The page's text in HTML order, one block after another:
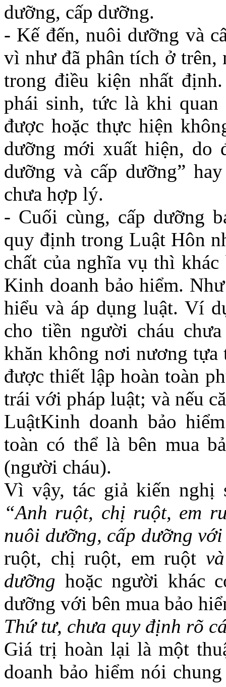
dưỡng, cấp dưỡng.
- Kế đến, nuôi dưỡng và
vì như đã phân tích ở trên,
trong điều kiện nhất
phái sinh, tức là khi
được hoặc thực hiện
dưỡng mới xuất hiện, do
dưỡng và cấp dưỡng”
chưa hợp lý.
- Cuối cùng, cấp dưỡng
quy định trong Luật Hôn
chất của nghĩa vụ thì
Kinh doanh bảo hiểm.
hiểu và áp dụng luật. Ví
cho tiền người cháu
khăn không nơi nương tựa
được thiết lập hoàn toàn
trái với pháp luật; và nếu
LuậtKinh doanh bảo
toàn có thể là bên mua
(người cháu).
Vì vậy, tác giả kiến nghị
“Anh ruột, chị ruột, em
nuôi dưỡng, cấp dưỡng
ruột, chị ruột, em ruột
dưỡng hoặc người khác
dưỡng với bên mua bảo
Thứtư, chưa quy định rõ
Giá trị hoàn lại là một
doanh bảo hiểm nói